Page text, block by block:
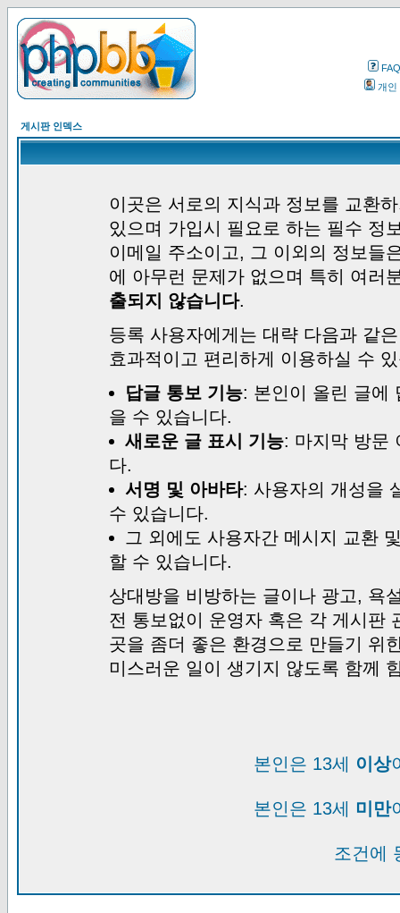
FAQ
개인
게시판 인덱스
이곳은 서로의 지식과 정보를 교환
있으며 가입시 필요로 하는 필수 정
이메일 주소이고, 그 이외의 정보들
에 아무런 문제가 없으며 특히 여러
출되지 않습니다.
등록 사용자에게는 대략 다음과 같
효과적이고 편리하게 이용하실 수
답글 통보 기능: 본인이 올린 글에
을 수 있습니다.
새로운 글 표시 기능: 마지막 방문
다.
서명 및 아바타: 사용자의 개성을
수 있습니다.
그 외에도 사용자간 메시지 교환
할 수 있습니다.
상대방을 비방하는 글이나 광고, 욕
전 통보없이 운영자 혹은 각 게시판
곳을 좀더 좋은 환경으로 만들기 위
미스러운 일이 생기지 않도록 함께
본인은 13세 이상
본인은 13세 미만
조건에